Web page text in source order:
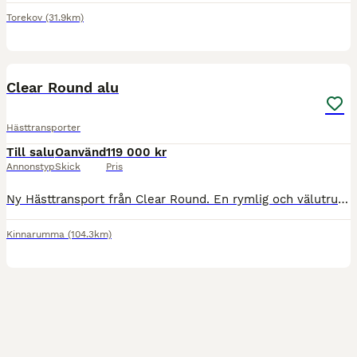
Torekov (31.9km)
Clear Round alu
Hästtransporter
Till salu
Annonstyp
Oanvänd
Skick
119 000 kr
Pris
Ny Hästtransport från Clear Round. En rymlig och välutrustad transport i Aluminium. Denna har stått som demo. Det är en 2022 , uttagen sept -24 och har 5 års fabriksgaranti. Utrustad med panikutlösning. Extra förstärkt brodd matta, Dubbelsteg på ramp, Stabiliseringsdrag, 15" aluminium fälgar, extra belysning. Kullås ingår. Priset är inklusive avdragbar moms. Nypris på d
Kinnarumma (104.3km)